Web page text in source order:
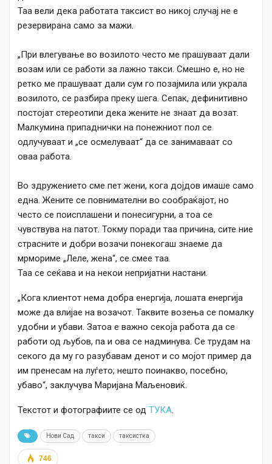
Таа вели дека работата таксист во никој случај не е
резервирана само за мажи.
„При влегување во возилото често ме прашуваат дали
возам или се работи за лажно такси. Смешно е, но не
ретко ме прашуваат дали сум го позајмила или украла
возилото, се разбира преку шега. Сепак, дефинитивно
постојат стереотипи дека жените не знаат да возат.
Малкумина припаднички на понежниот пол се
одлучуваат и „се осмелуваат“ да се занимаваат со
оваа работа.
Во здружението сме пет жени, кога дојдов имаше само
една. Жените се повнимателни во сообраќајот, но
често се поисплашени и понесигурни, а тоа се
чувствува на патот. Токму поради таа причина, сите ние
страсните и добри возачи понекогаш знаеме да
мрмориме „Леле, жена“, се смее таа.
Таа се сеќава и на некои непријатни настани.
„Кога клиентот нема добра енергија, лошата енергија
може да влијае на возачот. Таквите возења се помалку
удобни и убави. Затоа е важно секоја работа да се
работи од љубов, па и ова се надминува. Се трудам на
секого да му го разубавам денот и со мојот пример да
им пренесам на луѓето; нешто поинакво, посебно,
убаво“, заклучува Маријана Маљеновиќ.
Текстот и фотографиите се од ТУКА.
Нови Сад такси таксистка
746